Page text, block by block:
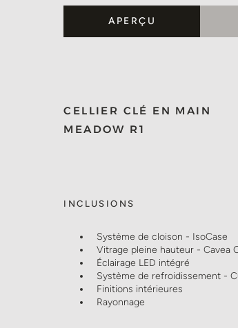
APERÇU
CELLIER CLÉ EN MAIN
MEADOW R1
INCLUSIONS
Système de cloison - IsoCase
Vitrage pleine hauteur - Cavea
Éclairage LED intégré
Système de refroidissement -
Finitions intérieures
Rayonnage